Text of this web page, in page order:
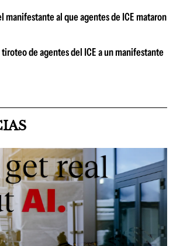
manifestante al que agentes de ICE mataron
de agentes del ICE a un manifestante